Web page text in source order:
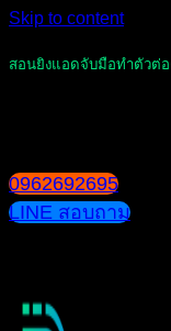
Skip to content
สอนยิงแอดจับมือทำตัวต่
0962692695
LINE สอบถาม